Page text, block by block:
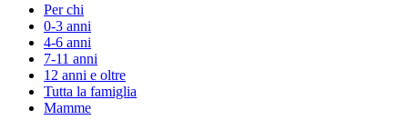
Per chi
0-3 anni
4-6 anni
7-11 anni
12 anni e oltre
Tutta la famiglia
Mamme